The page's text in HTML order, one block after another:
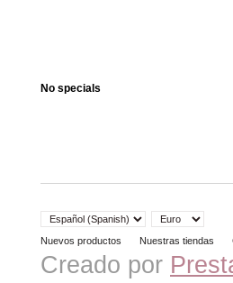
No specials
Nuevos productos Nuestras tiendas
Creado por